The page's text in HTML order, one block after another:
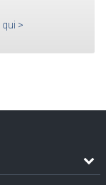
qui >